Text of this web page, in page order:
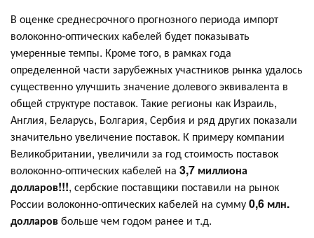
В оценке среднесрочного прогнозного периода импорт
волоконно-оптических кабелей будет показывать
умеренные темпы. Кроме того, в рамках года
определенной части зарубежных участников рынка удалось
существенно улучшить значение долевого эквивалента в
общей структуре поставок. Такие регионы как Израиль,
Англия, Беларусь, Болгария, Сербия и ряд других показали
значительно увеличение поставок. К примеру компании
Великобритании, увеличили за год стоимость поставок
волоконно-оптических кабелей на 3,7 миллиона
долларов!!!, сербские поставщики поставили на рынок
России волоконно-оптических кабелей на сумму0,6 млн.
долларовбольше чем годом ранее и т.д.